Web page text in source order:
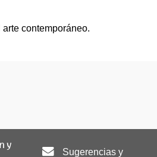
contemporáneo.
y
Sugerencias y